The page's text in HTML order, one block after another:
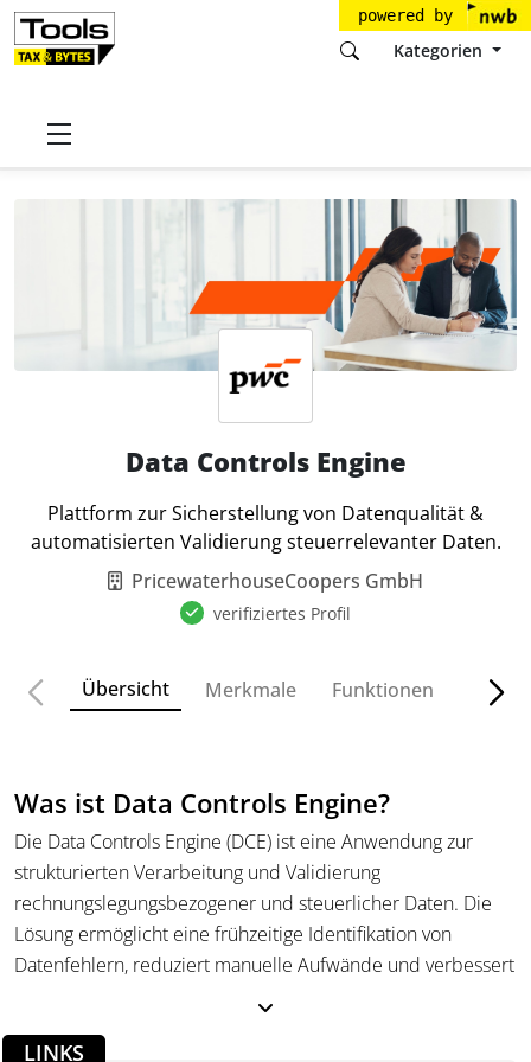
powered by
Kategorien
Startseite
Data Controls Engine
Plattform zur Sicherstellung von Datenqualität &
automatisierten Validierung steuerrelevanter Daten.
PricewaterhouseCoopers GmbH
verifiziertes Profil
Übersicht Merkmale Funktionen Preise
Was ist Data Controls Engine?
Die Data Controls Engine (DCE) ist eine Anwendung zur
strukturierten Verarbeitung und Validierung
rechnungslegungsbezogener und steuerlicher Daten. Die
Lösung ermöglicht eine frühzeitige Identifikation von
Datenfehlern, reduziert manuelle Aufwände und verbessert
Systeme.
LINKS